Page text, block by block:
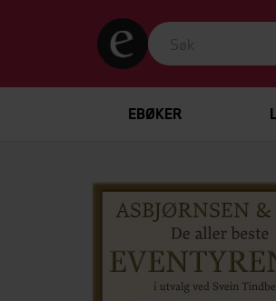
EBØKER